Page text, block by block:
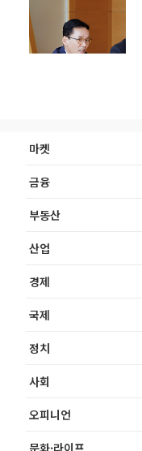
마켓
금융
부동산
산업
경제
국제
정치
사회
오피니언
문화·라이프